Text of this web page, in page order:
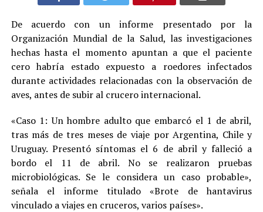
De acuerdo con un informe presentado por la
Organización Mundial de la Salud, las investigaciones
hechas hasta el momento apuntan a que el paciente
cero habría estado expuesto a roedores infectados
durante actividades relacionadas con la observación de
aves, antes de subir al crucero internacional.
«Caso 1: Un hombre adulto que embarcó el 1 de abril,
tras más de tres meses de viaje por Argentina, Chile y
Uruguay. Presentó síntomas el 6 de abril y falleció a
bordo el 11 de abril. No se realizaron pruebas
microbiológicas. Se le considera un caso probable»,
señala el informe titulado «Brote de hantavirus
vinculado a viajes en cruceros, varios países».